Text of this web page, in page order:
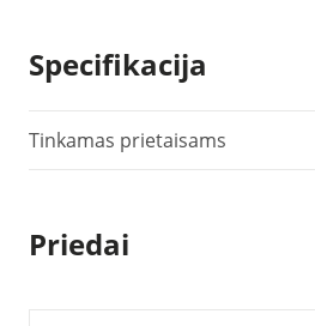
License
Key
Upgrade
(A
Specifikacija
Tinkamas prietaisams
Priedai